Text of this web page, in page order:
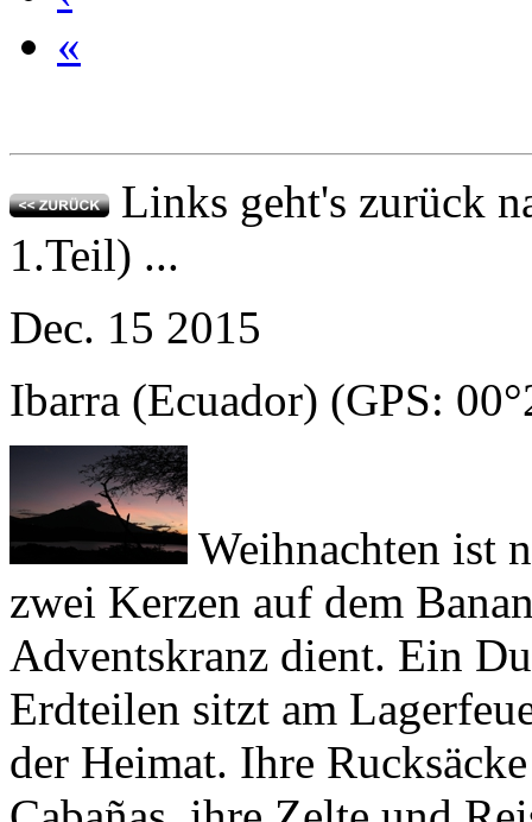
1.Teil) ...
Dec. 15 2015
Ibarra (Ecuador)
zwei Kerzen auf dem
Adventskranz dient. Ein
Erdteilen sitzt am
der Heimat. Ihre
Cabañas, ihre Zelte und
gepflegten Rasen. Und